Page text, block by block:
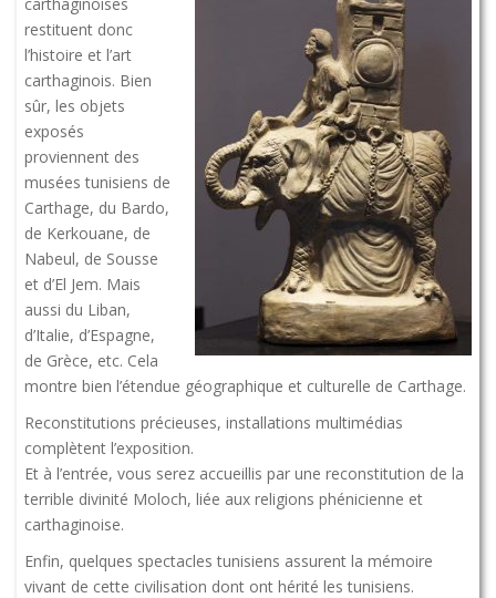
restituent donc
l’histoire et l’art
carthaginois. Bien
sûr, les objets
exposés
proviennent des
musées tunisiens de
Carthage, du Bardo,
de Kerkouane, de
Nabeul, de Sousse
et d’El Jem. Mais
aussi du Liban,
d’Italie, d’Espagne,
de Grèce, etc. Cela
montre bien l’étendue géographique et culturelle de Carthage.
Reconstitutions précieuses, installations multimédias
complètent l’exposition.
Et à l’entrée, vous serez accueillis par une reconstitution de la
terrible divinité Moloch, liée aux religions phénicienne et
carthaginoise.
Enfin, quelques spectacles tunisiens assurent la mémoire
vivant de cette civilisation dont ont hérité les tunisiens.